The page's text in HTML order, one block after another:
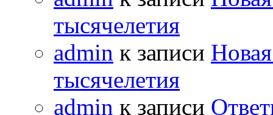
тысячелетия
admin к записи
тысячелетия
admin к записи